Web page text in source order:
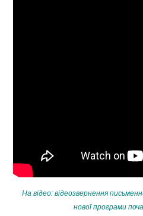
На відео: відеозвернення
нової програми